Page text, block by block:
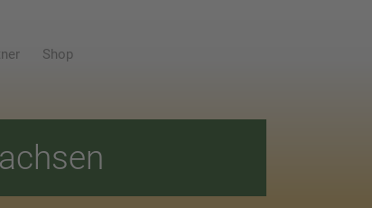
Shop